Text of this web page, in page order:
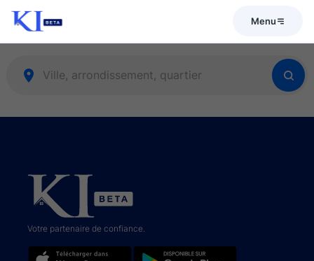
Menu
Votre partenaire de confiance.